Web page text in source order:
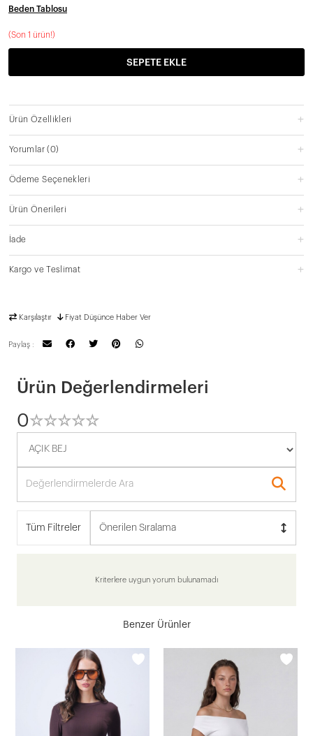
Beden Tablosu
(Son 1 ürün!)
SEPETE EKLE
Ürün Özellikleri
Yorumlar(0)
Ödeme Seçenekleri
Ürün Önerileri
İade
Kargo ve Teslimat
Karşılaştır Fiyat Düşünce Haber Ver
Paylaş :
Ürün Değerlendirmeleri
0☆☆☆☆☆
★★★★★
Tüm Filtreler Önerilen Sıralama
Kriterlere uygun yorum bulunamadı
Benzer Ürünler